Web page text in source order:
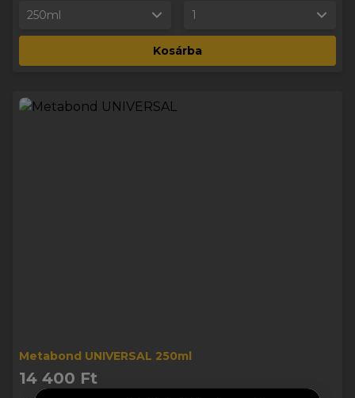
250ml
1
Kosárba
Metabond UNIVERSAL 250ml
14 400 Ft